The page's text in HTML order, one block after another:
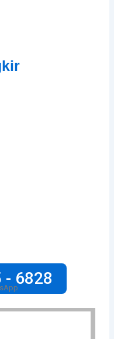
- 6828